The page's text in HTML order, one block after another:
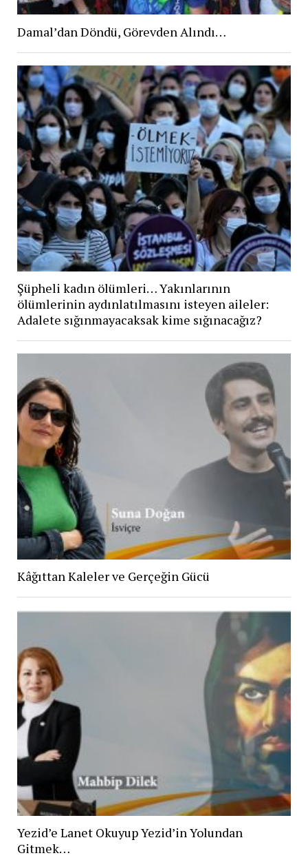
Damal’dan Döndü, Görevden Alındı…
Şüpheli kadın ölümleri… Yakınlarının
ölümlerinin aydınlatılmasını isteyen aileler:
Adalete sığınmayacaksak kime sığınacağız?
Kâğıttan Kaleler ve Gerçeğin Gücü
Yezid’e Lanet Okuyup Yezid’in Yolundan
Gitmek…